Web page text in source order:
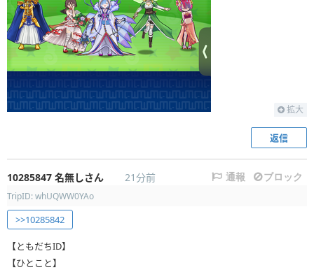
拡大
返信
10285847 名無しさん 21分前 通報 ブロック
TripID: whUQWW0YAo
>>10285842
【ともだちID】
【ひとこと】